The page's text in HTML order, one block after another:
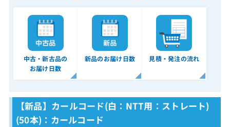
中古・新古品の
お届け日数
新品のお届け日数 見積・発注の流れ
【新品】カールコード(白：NTT用：ストレート)
(50本)：カールコード